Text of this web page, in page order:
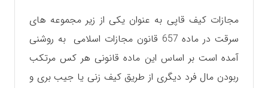
مجازات کیف قاپی به عنوان یکی از زیر مجموعه های
سرقت در ماده 657 قانون مجازات اسلامی به روشنی
آمده است بر اساس این ماده قانونی هر کس مرتکب
ربودن مال فرد دیگری از طریق کیف زنی یا جیب بری و